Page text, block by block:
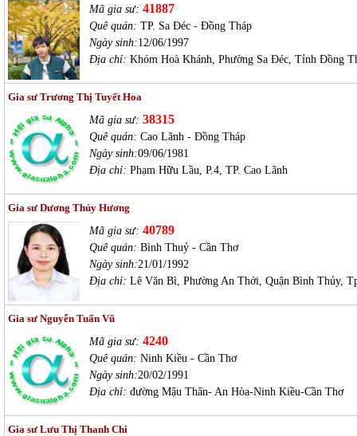
Mã gia sư: 41887
Quê quán: TP. Sa Đéc - Đồng Tháp
Ngày sinh:12/06/1997
Địa chỉ: Khóm Hoà Khánh, Phường Sa Đéc, Tỉnh Đồng
Gia sư Trương Thị Tuyết Hoa
Mã gia sư: 38315
Quê quán: Cao Lãnh - Đồng Tháp
Ngày sinh:09/06/1981
Địa chỉ: Phạm Hữu Lầu, P.4, TP. Cao Lãnh
Gia sư Dương Thúy Hương
Mã gia sư: 40789
Quê quán: Bình Thuỷ - Cần Thơ
Ngày sinh:21/01/1992
Địa chỉ: Lê Văn Bì, Phường An Thới, Quận Bình Thủy,
Gia sư Nguyễn Tuấn Vũ
Mã gia sư: 4240
Quê quán: Ninh Kiều - Cần Thơ
Ngày sinh:20/02/1991
Địa chỉ: đường Mậu Thân- An Hòa-Ninh Kiều-Cần Thơ
Gia sư Lưu Thị Thanh Chi